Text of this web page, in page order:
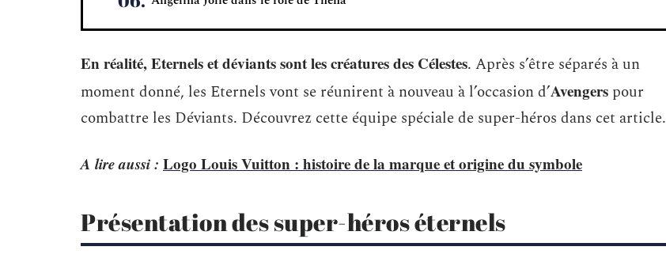
En réalité, Eternels et déviants sont les créatures des Célestes. Après s’être séparés à un
moment donné, les Eternels vont se réunirent à nouveau à l’occasion d’Avengers pour
combattre les Déviants. Découvrez cette équipe spéciale de super-héros dans cet article.
A lire aussi : Logo Louis Vuitton : histoire de la marque et origine du symbole
Présentation des super-héros éternels